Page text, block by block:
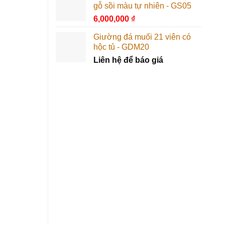
gỗ sồi màu tự nhiên - GS05
6,000,000 ₫
Giường đá muối 21 viên có
hộc tủ - GDM20
Liên hệ để báo giá